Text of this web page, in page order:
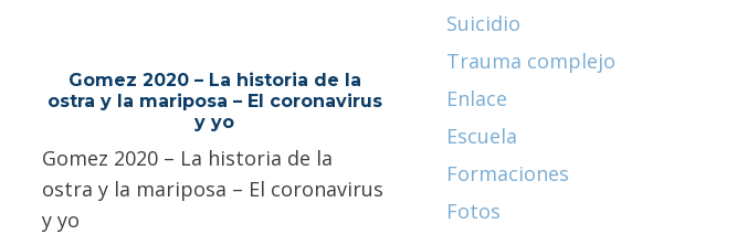
Gomez 2020 – La historia de la
ostra y la mariposa – El coronavirus
y yo
Gomez 2020 – La historia de la
ostra y la mariposa – El coronavirus
y yo
Suicidio
Trauma complejo
Enlace
Escuela
Formaciones
Fotos